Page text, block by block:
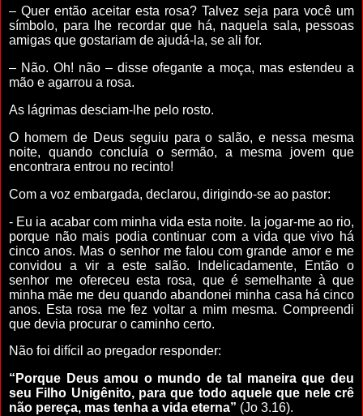
– Quer então aceitar esta rosa? Talvez seja para você um
símbolo, para lhe recordar que há, naquela sala, pessoas
amigas que gostariam de ajudá-la, se ali for.
– Não. Oh! não – disse ofegante a moça, mas estendeu a
mão e agarrou a rosa.
As lágrimas desciam-lhe pelo rosto.
O homem de Deus seguiu para o salão, e nessa mesma
noite, quando concluía o sermão, a mesma jovem que
encontrara entrou no recinto!
Com a voz embargada, declarou, dirigindo-se ao pastor:
- Eu ia acabar com minha vida esta noite. Ia jogar-me ao rio,
porque não mais podia continuar com a vida que vivo há
cinco anos. Mas o senhor me falou com grande amor e me
convidou a vir a este salão. Indelicadamente, Então o
senhor me ofereceu esta rosa, que é semelhante à que
minha mãe me deu quando abandonei minha casa há cinco
anos. Esta rosa me fez voltar a mim mesma. Compreendi
que devia procurar o caminho certo.
Não foi difícil ao pregador responder:
“Porque Deus amou o mundo de tal maneira que deu
seu Filho Unigênito, para que todo aquele que nele crê
não pereça, mas tenha a vida eterna” (Jo 3.16).